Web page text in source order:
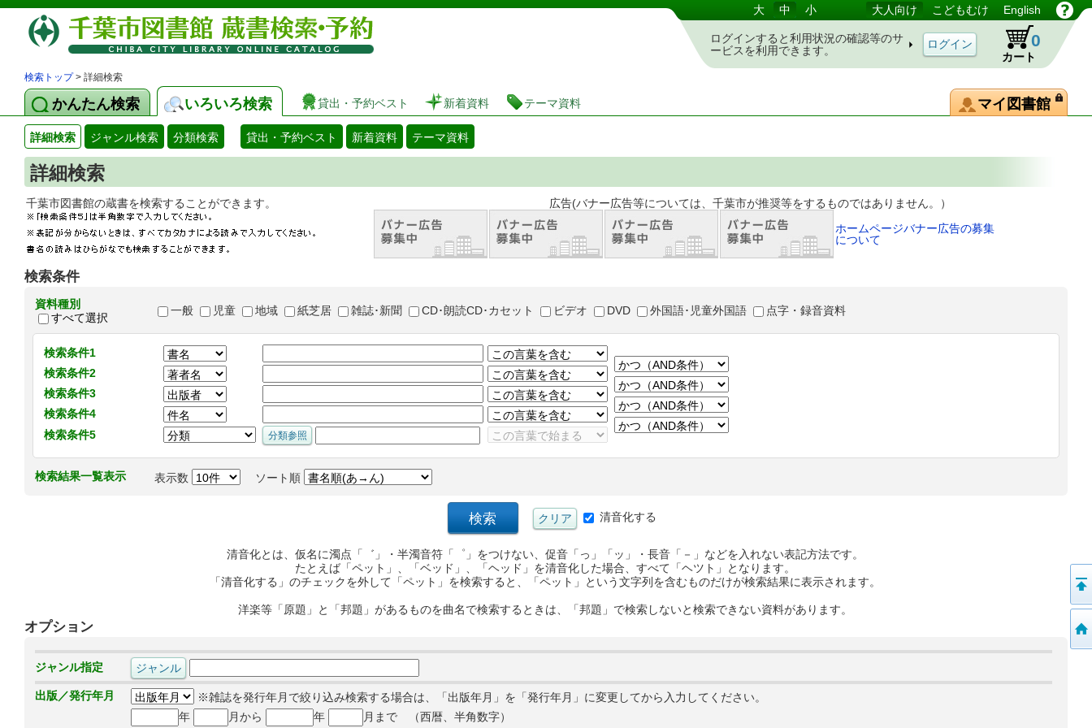
図書館 蔵書検索・予約システム 大 中 小 大人向け こどもむけ English
ログインすると利用状況の確認等のサ
ービスを利用できます。
カート
0
検索トップ> 詳細検索
かんたん検索 いろいろ検索 貸出・予約ベスト 新着資料 テーマ資料 マイ図書館
詳細検索 ジャンル検索 分類検索 貸出・予約ベスト 新着資料 テーマ資料
詳細検索
千葉市図書館の蔵書を検索することができます。 広告(バナー広告等については、千葉市が推奨等をするものではありません。）
ホームページバナー広告の募集
について
検索条件
資料種別
すべて選択
一般 児童 地域 紙芝居 雑誌･新聞 CD･朗読CD･カセット ビデオ DVD 外国語･児童外国語 点字・録音資料
検索条件1
検索条件2
検索条件3
検索条件4
検索条件5
検索結果一覧表示 表示数 ソート順
清音化する
清音化とは、仮名に濁点「゛」・半濁音符「゜」をつけない、促音「っ」「ッ」・長音「－」などを入れない表記方法です。
たとえば「ペット」、「ベッド」、「ヘッド」を清音化した場合、すべて「ヘツト」となります。
「清音化する」のチェックを外して「ペット」を検索すると、「ペット」という文字列を含むものだけが検索結果に表示されます。
洋楽等「原題」と「邦題」があるものを曲名で検索するときは、「邦題」で検索しないと検索できない資料があります。
オプション
ジャンル指定
出版／発行年月
※雑誌を発行年月で絞り込み検索する場合は、「出版年月」を「発行年月」に変更してから入力してください。
年
月から 年 月まで （西暦、半角数字）